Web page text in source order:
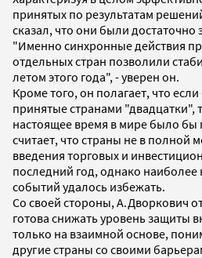
принятых по результатам
сказал, что они были
"Именно синхронные действия
отдельных стран позволили
летом этого года", - уверен он.
Кроме того, он полагает, что
принятые странами "двадцатки",
настоящее время в мире было бы
считает, что страны не в полной
введения торговых и
последний год, однако наиболее
событий удалось избежать.
Со своей стороны, А.Дворкович
готова снижать уровень защиты
только на взаимной основе,
другие страны со своими